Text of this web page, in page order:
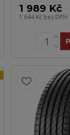
1 989 Kč
1 644 Kč bez DPH